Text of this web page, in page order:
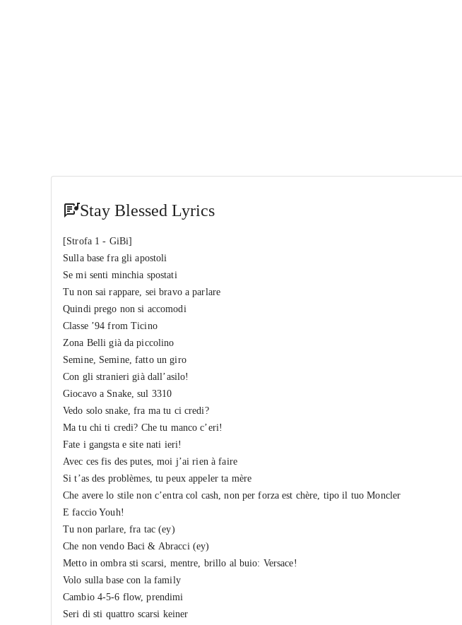
Stay Blessed Lyrics
[Strofa 1 - GiBi]
Sulla base fra gli apostoli
Se mi senti minchia spostati
Tu non sai rappare, sei bravo a parlare
Quindi prego non si accomodi
Classe ’94 from Ticino
Zona Belli già da piccolino
Semine, Semine, fatto un giro
Con gli stranieri già dall’asilo!
Giocavo a Snake, sul 3310
Vedo solo snake, fra ma tu ci credi?
Ma tu chi ti credi? Che tu manco c’eri!
Fate i gangsta e site nati ieri!
Avec ces fis des putes, moi j’ai rien à faire
Si t’as des problèmes, tu peux appeler ta mère
Che avere lo stile non c’entra col cash, non per forza est chère, tipo il tuo Moncler
E faccio Youh!
Tu non parlare, fra tac (ey)
Che non vendo Baci & Abracci (ey)
Metto in ombra sti scarsi, mentre, brillo al buio: Versace!
Volo sulla base con la family
Cambio 4-5-6 flow, prendimi
Seri di sti quattro scarsi keiner